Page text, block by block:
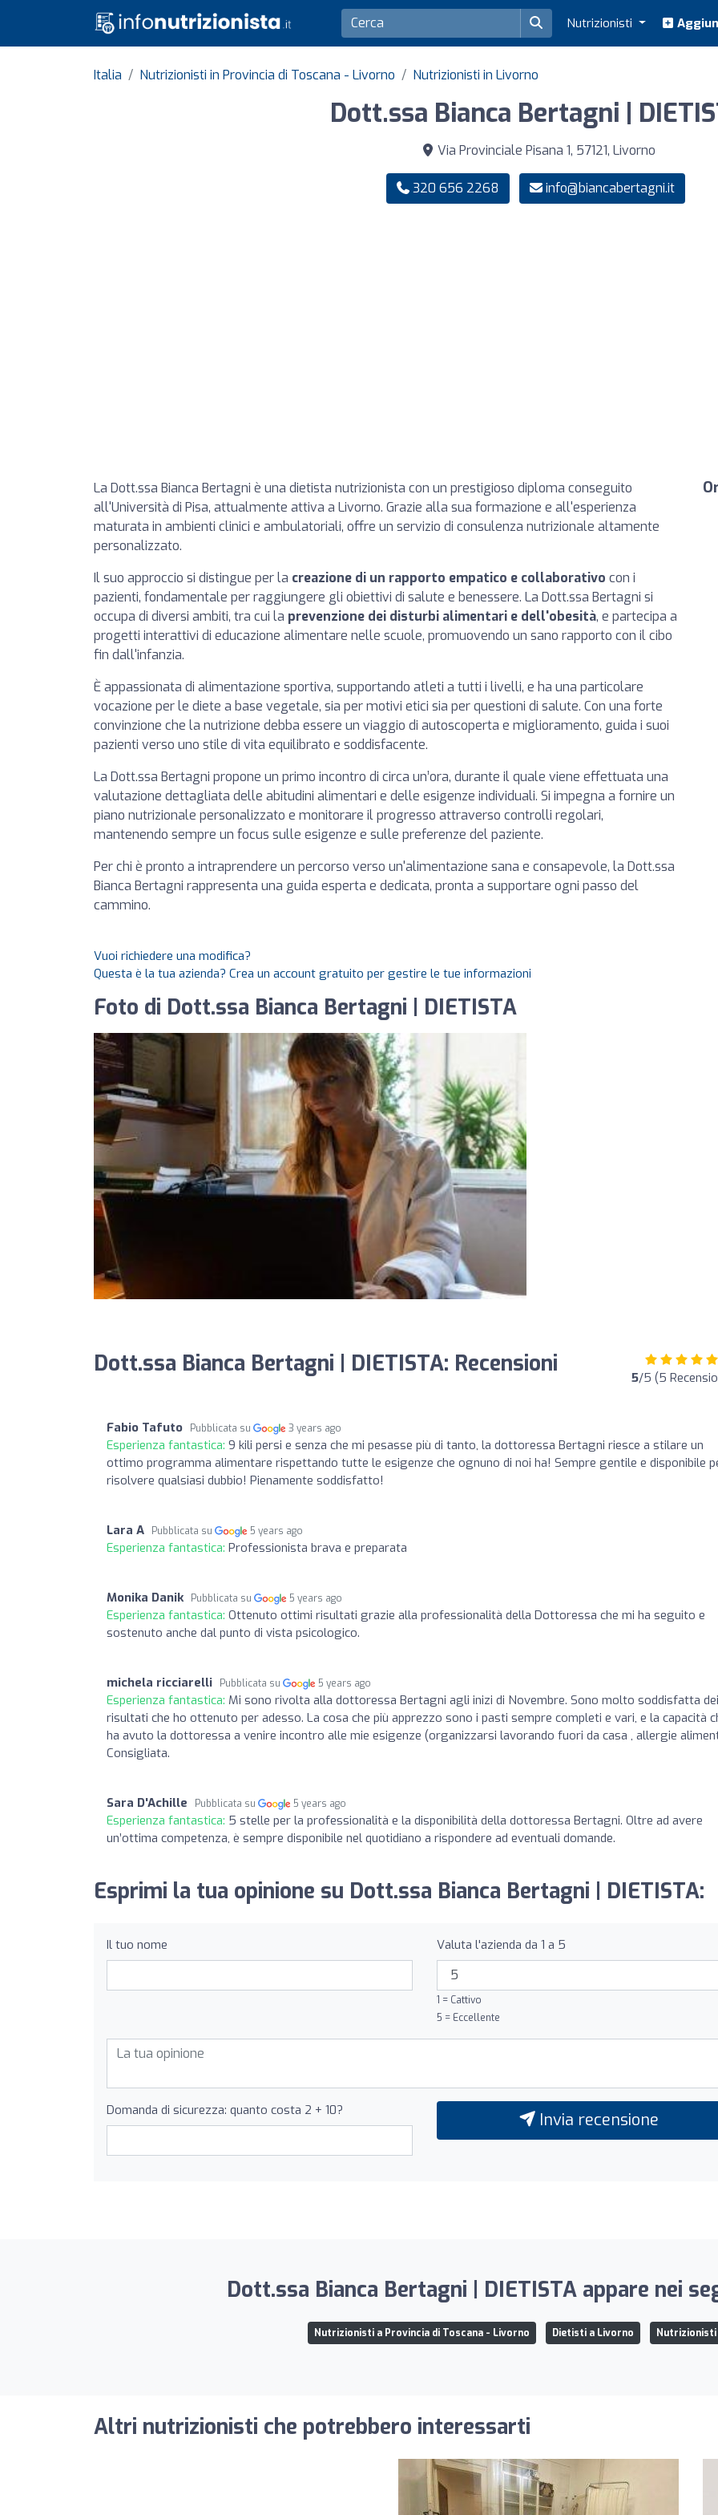
Nutrizionisti
Italia Nutrizionisti in Provincia di Toscana - Livorno Nutrizionisti in Livorno
Dott.ssa Bianca Bertagni |
Via Provinciale Pisana 1, 57121, Livorno
320 656 2268 info@biancabertagni.it
La Dott.ssa Bianca Bertagni è una dietista nutrizionista con un prestigioso diploma conseguito
all'Università di Pisa, attualmente attiva a Livorno. Grazie alla sua formazione e all'esperienza
maturata in ambienti clinici e ambulatoriali, offre un servizio di consulenza nutrizionale altamente
personalizzato.
Il suo approccio si distingue per la creazione di un rapporto empatico e collaborativo con i
pazienti, fondamentale per raggiungere gli obiettivi di salute e benessere. La Dott.ssa Bertagni si
occupa di diversi ambiti, tra cui la prevenzione dei disturbi alimentari e dell'obesità, e partecipa a
progetti interattivi di educazione alimentare nelle scuole, promuovendo un sano rapporto con il cibo
fin dall'infanzia.
È appassionata di alimentazione sportiva, supportando atleti a tutti i livelli, e ha una particolare
vocazione per le diete a base vegetale, sia per motivi etici sia per questioni di salute. Con una forte
convinzione che la nutrizione debba essere un viaggio di autoscoperta e miglioramento, guida i suoi
pazienti verso uno stile di vita equilibrato e soddisfacente.
La Dott.ssa Bertagni propone un primo incontro di circa un’ora, durante il quale viene effettuata una
valutazione dettagliata delle abitudini alimentari e delle esigenze individuali. Si impegna a fornire un
piano nutrizionale personalizzato e monitorare il progresso attraverso controlli regolari,
mantenendo sempre un focus sulle esigenze e sulle preferenze del paziente.
Per chi è pronto a intraprendere un percorso verso un'alimentazione sana e consapevole, la Dott.ssa
Bianca Bertagni rappresenta una guida esperta e dedicata, pronta a supportare ogni passo del
cammino.
Vuoi richiedere una modifica?
Questa è la tua azienda? Crea un account gratuito per gestire le tue informazioni
Foto di Dott.ssa Bianca Bertagni | DIETISTA
Dott.ssa Bianca Bertagni | DIETISTA: Recensioni 5/5 (5
Fabio Tafuto Pubblicata su 3 years ago
Esperienza fantastica: 9 kili persi e senza che mi pesasse più di tanto, la dottoressa Bertagni riesce a stilare un
ottimo programma alimentare rispettando tutte le esigenze che ognuno di noi ha! Sempre gentile e disponibile
risolvere qualsiasi dubbio! Pienamente soddisfatto!
Lara A Pubblicata su 5 years ago
Esperienza fantastica: Professionista brava e preparata
Monika Danik Pubblicata su 5 years ago
Esperienza fantastica: Ottenuto ottimi risultati grazie alla professionalità della Dottoressa che mi ha seguito e
sostenuto anche dal punto di vista psicologico.
michela ricciarelli Pubblicata su 5 years ago
Esperienza fantastica: Mi sono rivolta alla dottoressa Bertagni agli inizi di Novembre. Sono molto soddisfatta dei
risultati che ho ottenuto per adesso. La cosa che più apprezzo sono i pasti sempre completi e vari, e la capacità
ha avuto la dottoressa a venire incontro alle mie esigenze (organizzarsi lavorando fuori da casa , allergie
Consigliata.
Sara D'Achille Pubblicata su 5 years ago
Esperienza fantastica: 5 stelle per la professionalità e la disponibilità della dottoressa Bertagni. Oltre ad avere
un’ottima competenza, è sempre disponibile nel quotidiano a rispondere ad eventuali domande.
Esprimi la tua opinione su Dott.ssa Bianca Bertagni | DIETISTA:
Il tuo nome Valuta l'azienda da 1 a 5
1 = Cattivo
5 = Eccellente
Domanda di sicurezza: quanto costa 2 + 10? Invia recensione
Dott.ssa Bianca Bertagni | DIETISTA appare nei
Nutrizionisti a Provincia di Toscana - Livorno Dietisti a Livorno Nutrizionisti
Altri nutrizionisti che potrebbero interessarti